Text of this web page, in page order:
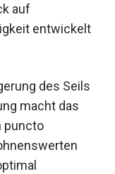
auf
entwickelt
des Seils
macht das
puncto